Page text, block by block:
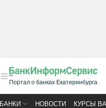
Портал о банках Екатеринбурга
БАНКИ НОВОСТИ КУРСЫ